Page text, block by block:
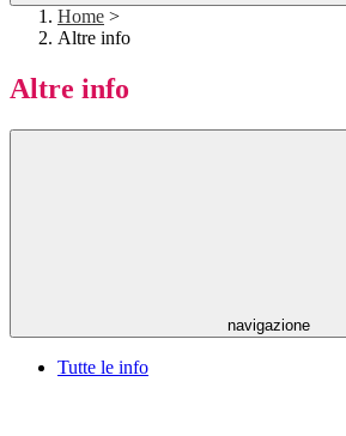
Home >
Altre info
Altre info
navigazione
Tutte le info